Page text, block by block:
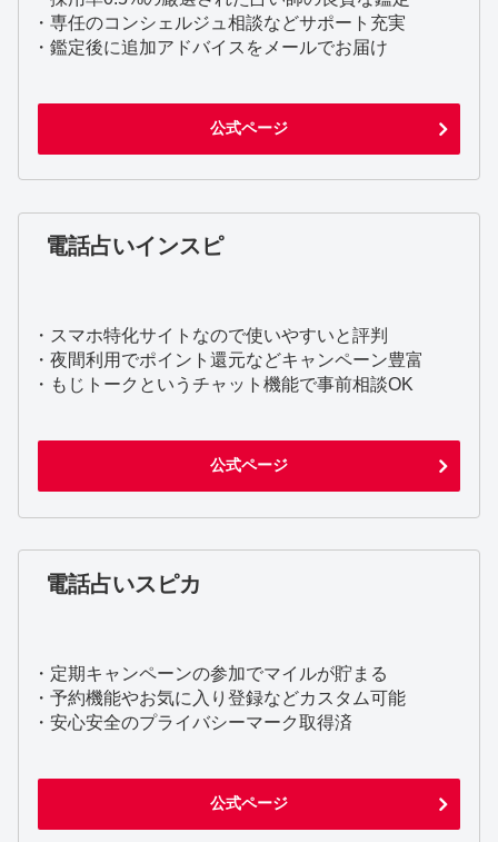
・専任のコンシェルジュ相談などサポート充実
・鑑定後に追加アドバイスをメールでお届け
公式ページ
電話占いインスピ
・スマホ特化サイトなので使いやすいと評判
・夜間利用でポイント還元などキャンペーン豊富
・もじトークというチャット機能で事前相談OK
公式ページ
電話占いスピカ
・定期キャンペーンの参加でマイルが貯まる
・予約機能やお気に入り登録などカスタム可能
・安心安全のプライバシーマーク取得済
公式ページ